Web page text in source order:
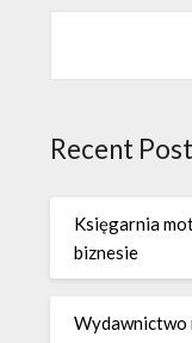
Recent
Księgarnia
biznesie